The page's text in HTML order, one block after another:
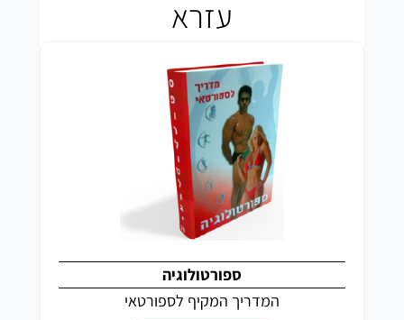
עזרא
ספורטולוגיה
המדריך המקיף לספורטאי